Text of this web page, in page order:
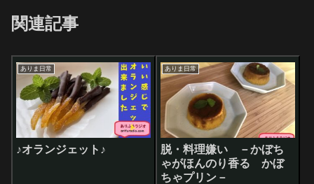
関連記事
ありま日常
♪オランジェット♪
ありま日常
脱・料理嫌い －かぼち
ゃがほんのり香る かぼ
ちゃプリン－